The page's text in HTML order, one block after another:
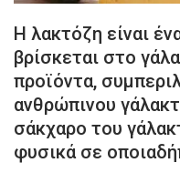
Η λακτόζη είναι
βρίσκεται στο
προϊόντα,
ανθρώπινου
σάκχαρο του
φυσικά σε